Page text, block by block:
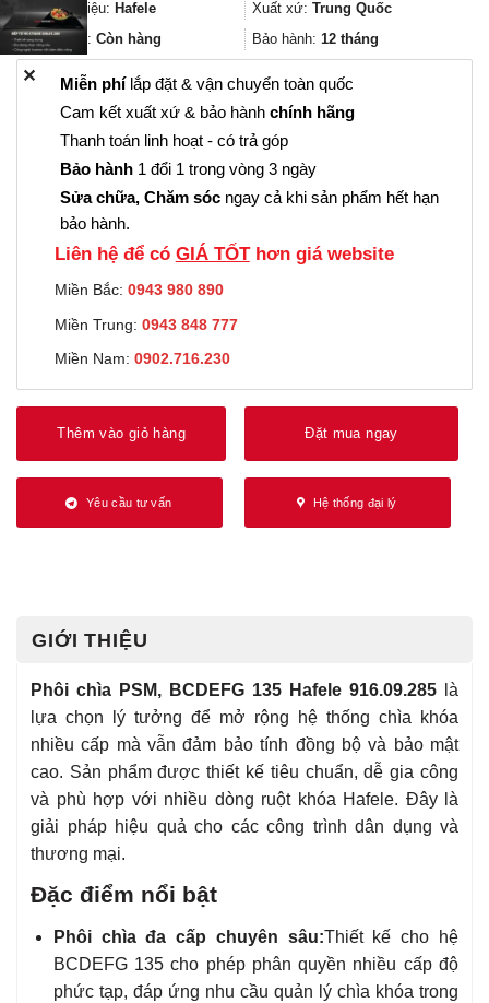
152.000₫.là:
114.000₫.
Thương hiệu: Hafele Xuất xứ: Trung Quốc
Trạng thái: Còn hàng Bảo hành: 12 tháng
Miễn phílắp đặt & vận chuyển toàn quốc
Cam kết xuất xứ & bảo hành chính hãng
Thanh toán linh hoạt - có trả góp
Bảo hành 1 đổi 1 trong vòng 3 ngày
Sửa chữa, Chăm sóc ngay cả khi sản phẩm hết hạn
bảo hành.
Liên hệ để có GIÁ TỐThơn giá website
Miền Bắc: 0943 980 890
Miền Trung: 0943 848 777
Miền Nam: 0902.716.230
Thêm vào giỏ hàng Đặt mua ngay
Yêu cầu tư vấn Hệ thống đại lý
GIỚI THIỆU
Phôi chìa PSM, BCDEFG 135 Hafele 916.09.285 là
lựa chọn lý tưởng để mở rộng hệ thống chìa khóa
nhiều cấp mà vẫn đảm bảo tính đồng bộ và bảo mật
cao. Sản phẩm được thiết kế tiêu chuẩn, dễ gia công
và phù hợp với nhiều dòng ruột khóa Hafele. Đây là
giải pháp hiệu quả cho các công trình dân dụng và
thương mại.
Đặc điểm nổi bật
Phôi chìa đa cấp chuyên sâu:Thiết kế cho hệ
BCDEFG 135 cho phép phân quyền nhiều cấp độ
phức tạp, đáp ứng nhu cầu quản lý chìa khóa trong
✕